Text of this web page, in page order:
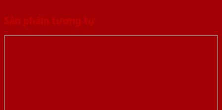
Sản phẩm tương tự